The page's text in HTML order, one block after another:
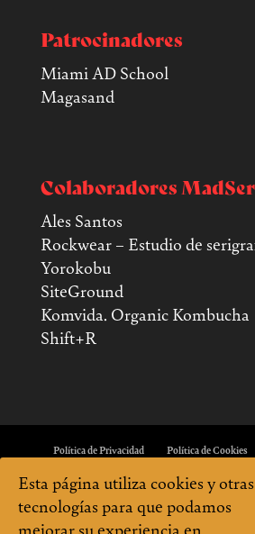
Patrocinadores
Miami AD School
Magasand
Colaboradores
Ales Santos
Rockwear – Estudio de
Yorokobu
SiteGround
Komvida. Organic Kombucha
Shift+R
Política de Privacidad Política de Cookies
Sitio creado con amor por el equipo de MadServiceJam. En
Esta página utiliza cookies y otras
tecnologías para que podamos
mejorar su experiencia en